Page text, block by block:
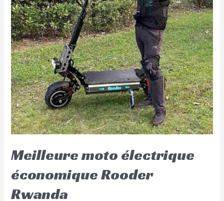
Meilleure moto électrique
économique Rooder
Rwanda